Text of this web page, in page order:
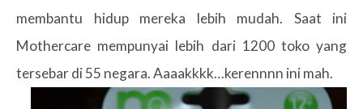
membantu hidup mereka lebih mudah. Saat ini
Mothercare mempunyai lebih dari 1200 toko yang
tersebar di 55 negara. Aaaakkkk…kerennnn ini mah.